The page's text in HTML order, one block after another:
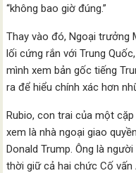
“không bao giờ đúng.”
Thay vào đó, Ngoại trưởng
lối cứng rắn với Trung
mình xem bản gốc tiếng
ra để hiểu chính xác hơn
Rubio, con trai của một
xem là nhà ngoại giao
Donald Trump. Ông là
thời giữ cả hai chức Cố vấn